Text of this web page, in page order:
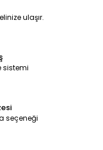
ulaşır.
sistemi
seçeneği